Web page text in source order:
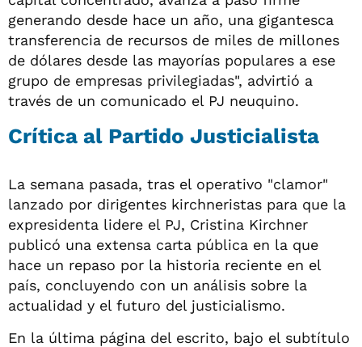
generando desde hace un año, una gigantesca
transferencia de recursos de miles de millones
de dólares desde las mayorías populares a ese
grupo de empresas privilegiadas", advirtió a
través de un comunicado el PJ neuquino.
Crítica al Partido Justicialista
La semana pasada, tras el operativo "clamor"
lanzado por dirigentes kirchneristas para que la
expresidenta lidere el PJ, Cristina Kirchner
publicó una extensa carta pública en la que
hace un repaso por la historia reciente en el
país, concluyendo con un análisis sobre la
actualidad y el futuro del justicialismo.
En la última página del escrito, bajo el subtítulo